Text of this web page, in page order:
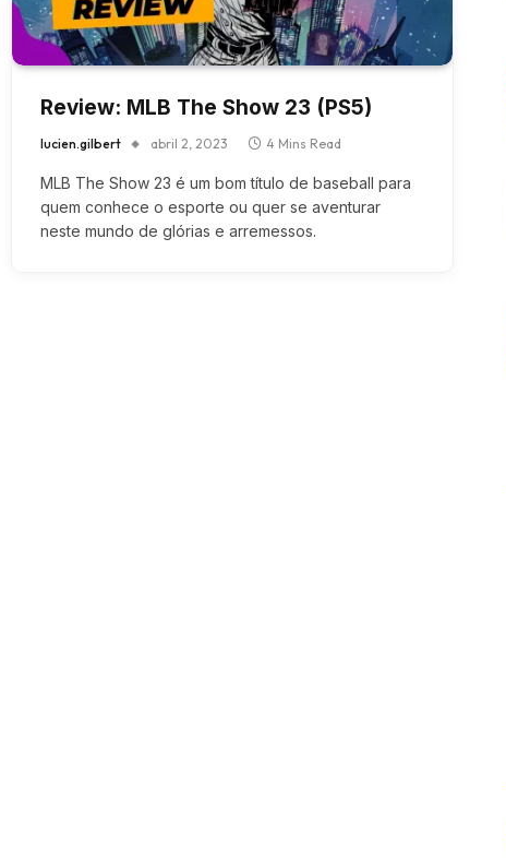
Review: MLB The Show 23 (PS5)
lucien.gilbert abril 2, 2023 4 Mins Read
MLB The Show 23 é um bom título de baseball para
quem conhece o esporte ou quer se aventurar
neste mundo de glórias e arremessos.